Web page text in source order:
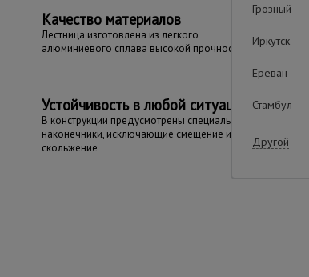
Качество материалов
Лестница изготовлена из легкого
алюминиевого сплава высокой прочности
Устойчивость в любой ситуации
В конструкции предусмотрены специальные
наконечники, исключающие смещение и
скольжение
Грозный
Иркутск
Ереван
Стамбул
Другой